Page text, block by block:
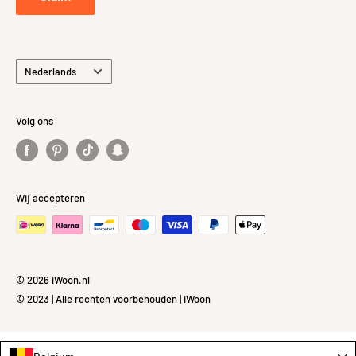
Taal
Nederlands
Volg ons
Wij accepteren
© 2026 iWoon.nl
© 2023 | Alle rechten voorbehouden | iWoon